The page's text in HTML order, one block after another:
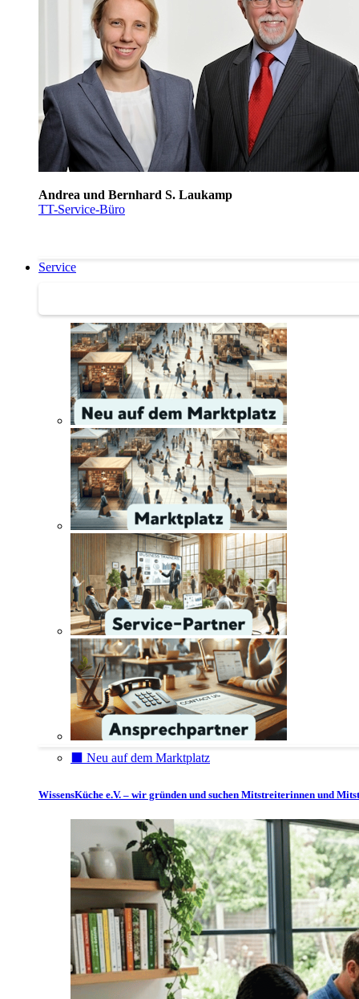
Andrea und Bernhard S. Laukamp
TT-Service-Büro
Service
⬛️ Neu auf dem Marktplatz
WissensKüche e.V. – wir gründen und suchen Mitstreiterinnen und